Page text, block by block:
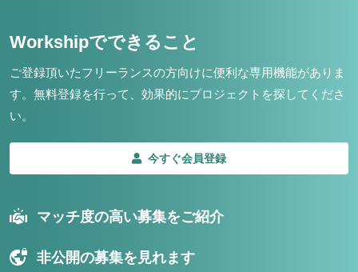
Workshipでできること
ご登録頂いたフリーランスの方向けに便利な専用機能がありま
す。 無料登録を行って、効果的にプロジェクトを探してくださ
い。
今すぐ会員登録
マッチ度の高い募集をご紹介
非公開の募集を見れます